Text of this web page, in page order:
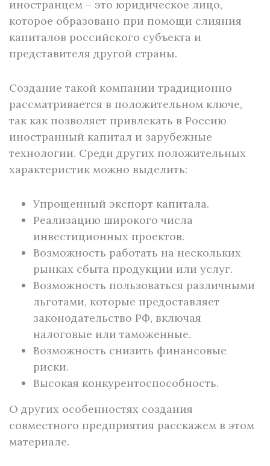
иностранцем – это юридическое лицо,
которое образовано при помощи слияния
капиталов российского субъекта и
представителя другой страны.
Создание такой компании традиционно
рассматривается в положительном ключе,
так как позволяет привлекать в Россию
иностранный капитал и зарубежные
технологии. Среди других положительных
характеристик можно выделить:
Упрощенный экспорт капитала.
Реализацию широкого числа
инвестиционных проектов.
Возможность работать на нескольких
рынках сбыта продукции или услуг.
Возможность пользоваться различными
льготами, которые предоставляет
законодательство РФ, включая
налоговые или таможенные.
Возможность снизить финансовые
риски.
Высокая конкурентоспособность.
О других особенностях создания
совместного предприятия расскажем в этом
материале.